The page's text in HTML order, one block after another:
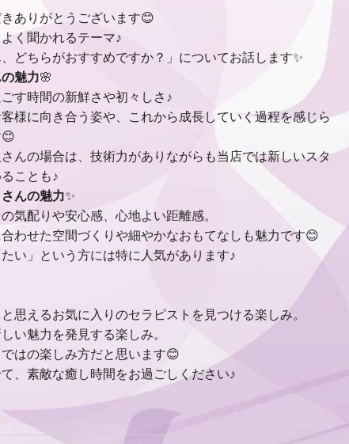
ありがとうございます😊
く聞かれるテーマ♪
どちらがおすすめですか？」についてお話します✨
魅力🌸
す時間の新鮮さや初々しさ♪
様に向き合う姿や、これから成長していく過程を感じら
んの場合は、技術力がありながらも当店では新しいスタ
ことも♪
んの魅力✨
気配りや安心感、心地よい距離感。
わせた空間づくりや細やかなおもてなしも魅力です😊
い」という方には特に人気があります♪
思えるお気に入りのセラピストを見つける楽しみ。
い魅力を発見する楽しみ。
はの楽しみ方だと思います😊
、素敵な癒し時間をお過ごしください♪